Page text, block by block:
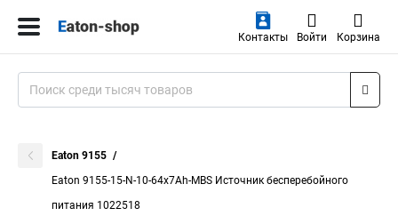
Контакты Войти Корзина
Eaton 9155
Eaton 9155-15-N-10-64x7Ah-MBS Источник бесперебойного
питания 1022518